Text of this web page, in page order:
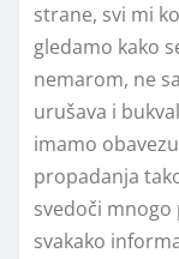
strane, svi mi
gledamo kako
nemarom, ne
urušava i
imamo
propadanja
svedoči mnogo
svakako